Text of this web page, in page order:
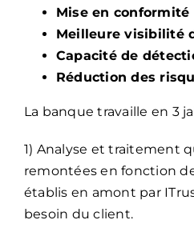
Mise en
Meilleure visibilité
Capacité de
Réduction des
La banque travaille en 3
1) Analyse et traitement
remontées en fonction
établis en amont par
besoin du client.